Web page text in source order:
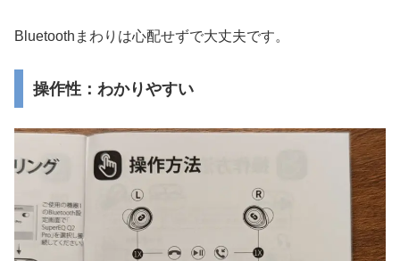
Bluetoothまわりは心配せずで大丈夫です。
操作性：わかりやすい